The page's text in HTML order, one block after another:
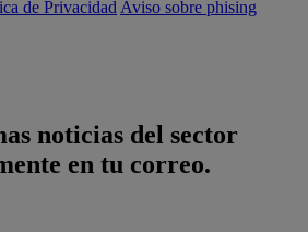
de Privacidad Aviso sobre phising
noticias del sector
en tu correo.